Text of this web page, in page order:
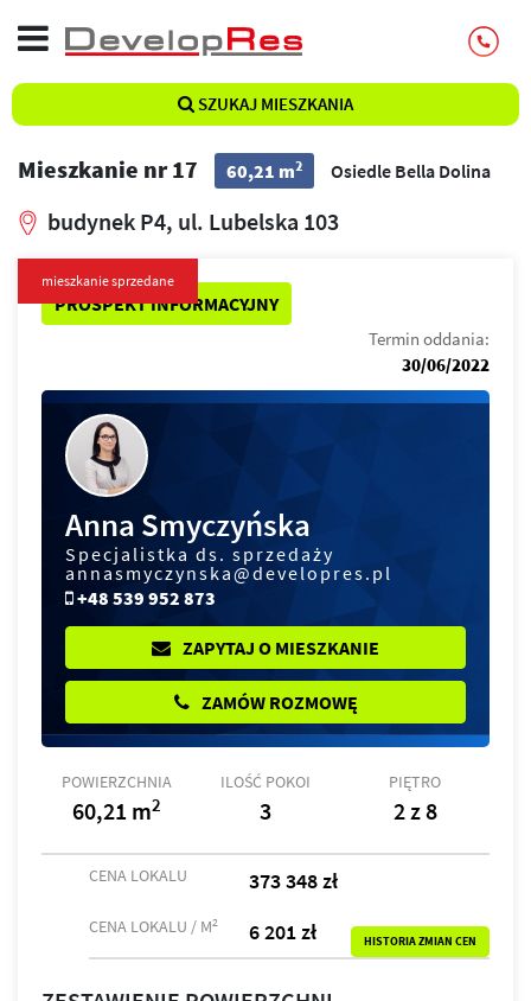
SZUKAJ MIESZKANIA
Mieszkanie nr 17 60,21 m2 Osiedle Bella Dolina
budynek P4, ul. Lubelska 103
PROSPEKT INFORMACYJNY
mieszkanie sprzedane
Termin oddania:
30/06/2022
Anna Smyczyńska
Specjalistka ds. sprzedaży
annasmyczynska@developres.pl
+48 539 952 873
ZAPYTAJ O MIESZKANIE
ZAMÓW ROZMOWĘ
POWIERZCHNIA
60,21 m2
ILOŚĆ POKOI
3
PIĘTRO
2 z 8
CENA LOKALU 373 348 zł
CENA LOKALU / M2 6 201 zł HISTORIA ZMIAN CEN